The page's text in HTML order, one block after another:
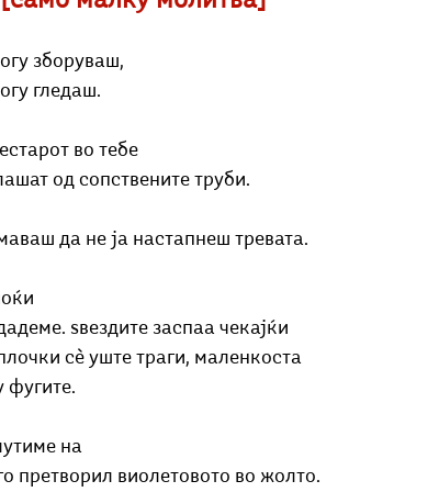
зборуваш,
гледаш.
во тебе
од сопствените труби.
да не ја настапнеш тревата.
ѕвездите заспаа чекајќи
сѐ уште траги, маленкоста
фугите.
на
претворил виолетовото во жолто.